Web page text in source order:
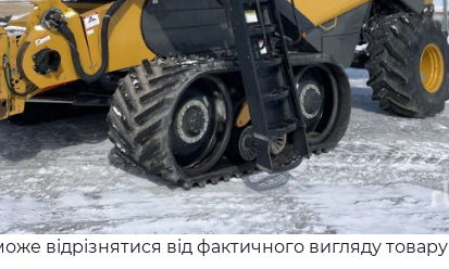
відрізнятися від фактичного вигляду товару